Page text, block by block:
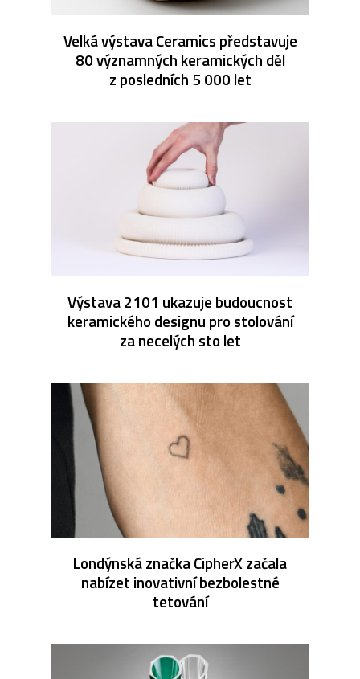
Velká výstava Ceramics představuje
80 významných keramických děl
z posledních 5 000 let
Výstava 2101 ukazuje budoucnost
keramického designu pro stolování
za necelých sto let
Londýnská značka CipherX začala
nabízet inovativní bezbolestné
tetování